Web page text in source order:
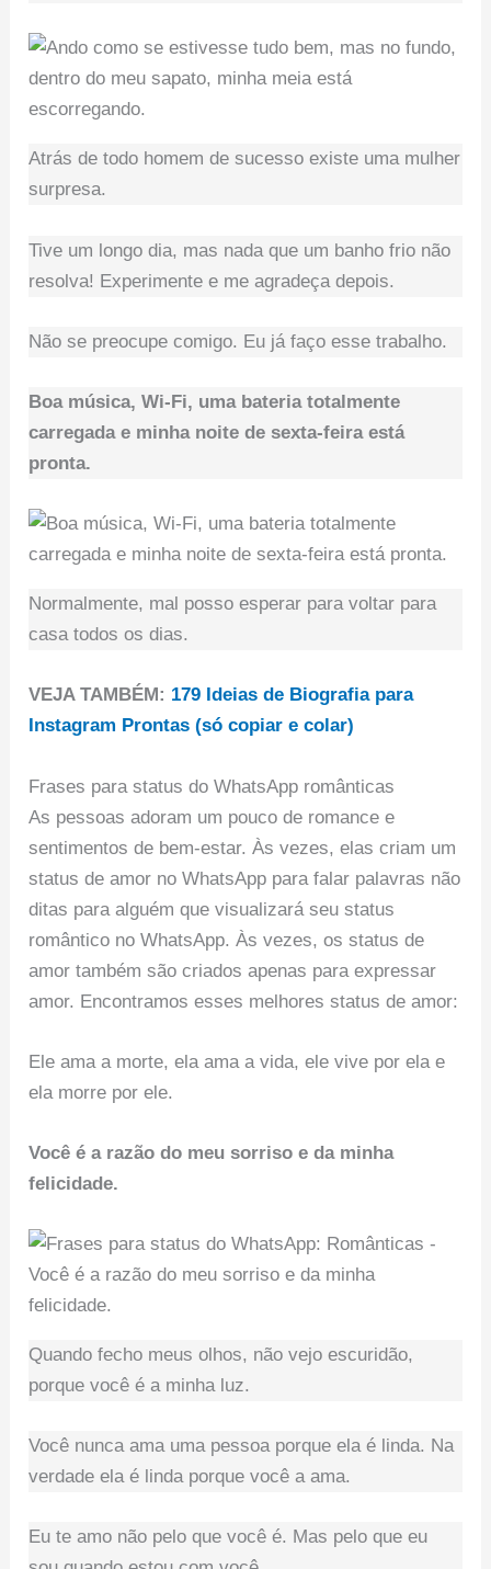
Atrás de todo homem de sucesso existe uma mulher
surpresa.
Tive um longo dia, mas nada que um banho frio não
resolva! Experimente e me agradeça depois.
Não se preocupe comigo. Eu já faço esse trabalho.
Boa música, Wi-Fi, uma bateria totalmente
carregada e minha noite de sexta-feira está
pronta.
Normalmente, mal posso esperar para voltar para
casa todos os dias.
VEJA TAMBÉM: 179 Ideias de Biografia para
Instagram Prontas (só copiar e colar)
Frases para status do WhatsApp românticas
As pessoas adoram um pouco de romance e
sentimentos de bem-estar. Às vezes, elas criam um
status de amor no WhatsApp para falar palavras não
ditas para alguém que visualizará seu status
romântico no WhatsApp. Às vezes, os status de
amor também são criados apenas para expressar
amor. Encontramos esses melhores status de amor:
Ele ama a morte, ela ama a vida, ele vive por ela e
ela morre por ele.
Você é a razão do meu sorriso e da minha
felicidade.
Quando fecho meus olhos, não vejo escuridão,
porque você é a minha luz.
Você nunca ama uma pessoa porque ela é linda. Na
verdade ela é linda porque você a ama.
Eu te amo não pelo que você é. Mas pelo que eu